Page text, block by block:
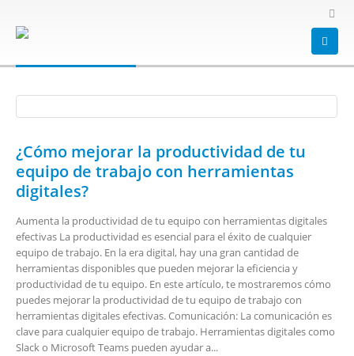
productividad
¿Cómo mejorar la productividad de tu
equipo de trabajo con herramientas
digitales?
Aumenta la productividad de tu equipo con herramientas digitales
efectivas La productividad es esencial para el éxito de cualquier
equipo de trabajo. En la era digital, hay una gran cantidad de
herramientas disponibles que pueden mejorar la eficiencia y
productividad de tu equipo. En este artículo, te mostraremos cómo
puedes mejorar la productividad de tu equipo de trabajo con
herramientas digitales efectivas. Comunicación: La comunicación es
clave para cualquier equipo de trabajo. Herramientas digitales como
Slack o Microsoft Teams pueden ayudar a...